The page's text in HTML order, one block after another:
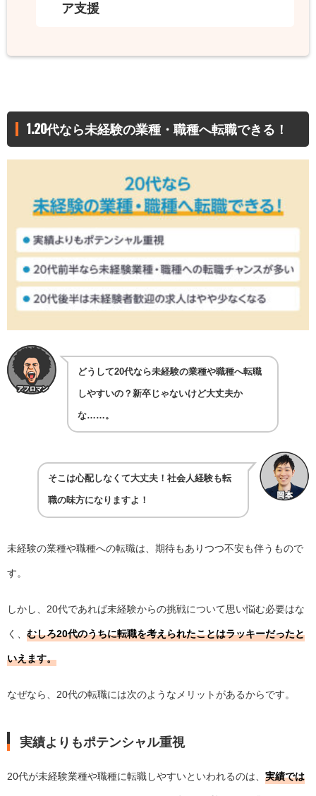
ア支援
1.20代なら未経験の業種・職種へ転職できる！
どうして20代なら未経験の業種や職種へ転職
しやすいの？新卒じゃないけど大丈夫か
な……。
そこは心配しなくて大丈夫！社会人経験も転
職の味方になりますよ！
未経験の業種や職種への転職は、期待もありつつ不安も伴うもので
す。
しかし、20代であれば未経験からの挑戦について思い悩む必要はな
く、 むしろ20代のうちに転職を考えられたことはラッキーだったと
いえます。
なぜなら、20代の転職には次のようなメリットがあるからです。
実績よりもポテンシャル重視
20代が未経験業種や職種に転職しやすいといわれるのは、 実績では